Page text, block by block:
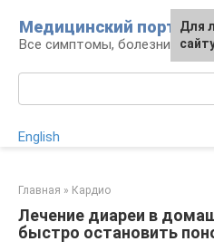
контенту
Медицинский портал
Все симптомы, болезни и их
English
Главная » Кардио
Лечение диареи в
быстро остановить
Для